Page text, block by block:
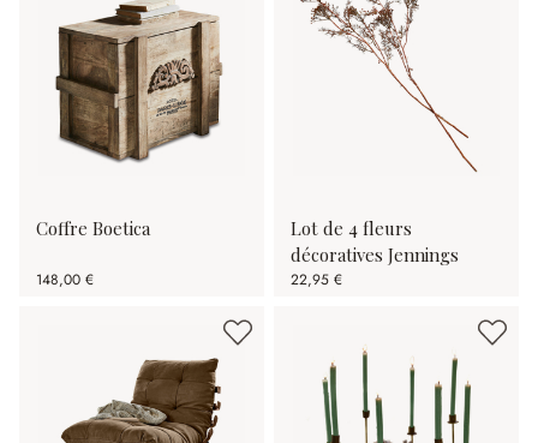
Coffre Boetica
148,00 €
Lot de 4 fleurs
décoratives Jennings
22,95 €